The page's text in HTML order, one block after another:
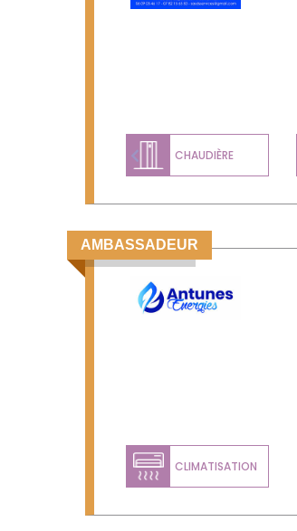
CHAUDIÈRE
Previous
AMBASSADEUR
CLIMATISATION